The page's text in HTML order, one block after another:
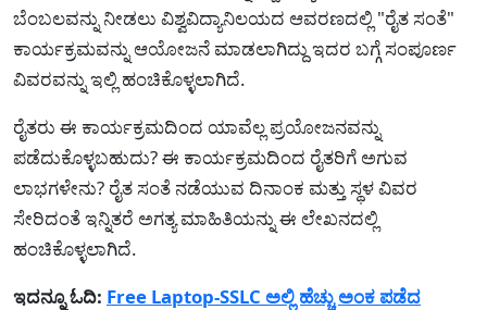
ಬೆಂಬಲವನ್ನು ನೀಡಲು ವಿಶ್ವವಿದ್ಯಾನಿಲಯದ ಆವರಣದಲ್ಲಿ "ರೈತ ಸಂತೆ"
ಕಾರ್ಯಕ್ರಮವನ್ನು ಆಯೋಜನೆ ಮಾಡಲಾಗಿದ್ದು ಇದರ ಬಗ್ಗೆ ಸಂಪೂರ್ಣ
ವಿವರವನ್ನು ಇಲ್ಲಿ ಹಂಚಿಕೊಳ್ಳಲಾಗಿದೆ.
ರೈತರು ಈ ಕಾರ್ಯಕ್ರಮದಿಂದ ಯಾವೆಲ್ಲ ಪ್ರಯೋಜನವನ್ನು
ಪಡೆದುಕೊಳ್ಳಬಹುದು? ಈ ಕಾರ್ಯಕ್ರಮದಿಂದ ರೈತರಿಗೆ ಅಗುವ
ಲಾಭಗಳೇನು? ರೈತ ಸಂತೆ ನಡೆಯುವ ದಿನಾಂಕ ಮತ್ತು ಸ್ಥಳ ವಿವರ
ಸೇರಿದಂತೆ ಇನ್ನಿತರೆ ಅಗತ್ಯ ಮಾಹಿತಿಯನ್ನು ಈ ಲೇಖನದಲ್ಲಿ
ಹಂಚಿಕೊಳ್ಳಲಾಗಿದೆ.
ಇದನ್ನೂ ಓದಿ: Free Laptop-SSLC ಅಲ್ಲಿ ಹೆಚ್ಚು ಅಂಕ ಪಡೆದ